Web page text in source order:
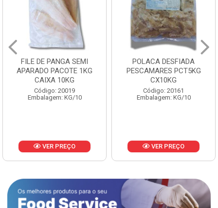
FILE DE PANGA SEMI
APARADO PACOTE 1KG
CAIXA 10KG
Código: 20019
Embalagem: KG/10
VER PREÇO
POLACA DESFIADA
PESCAMARES PCT5KG
CX10KG
Código: 20161
Embalagem: KG/10
VER PREÇO